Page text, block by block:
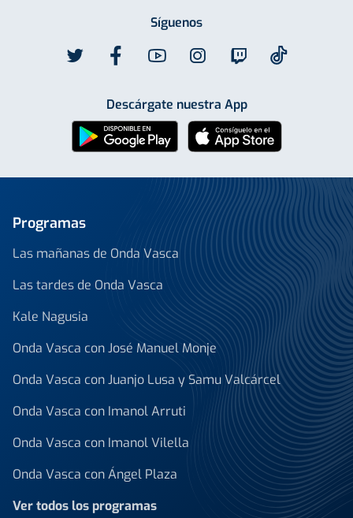
Síguenos
Descárgate nuestra App
Programas
Las mañanas de Onda Vasca
Las tardes de Onda Vasca
Kale Nagusia
Onda Vasca con José Manuel Monje
Onda Vasca con Juanjo Lusa y Samu Valcárcel
Onda Vasca con Imanol Arruti
Onda Vasca con Imanol Vilella
Onda Vasca con Ángel Plaza
Ver todos los programas